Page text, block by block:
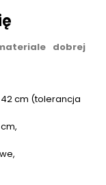
dobrej
cm (tolerancja